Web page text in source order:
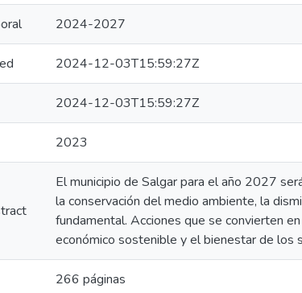
2024-2027
2024-12-03T15:59:27Z
2024-12-03T15:59:27Z
2023
El municipio de Salgar para el año 2027
la conservación del medio ambiente, la
fundamental. Acciones que se convierten
económico sostenible y el bienestar de los
266 páginas